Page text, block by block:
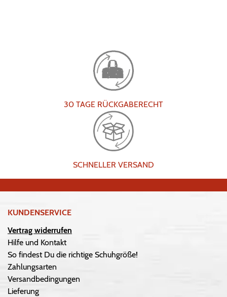
30 TAGE RÜCKGABERECHT
SCHNELLER VERSAND
KUNDENSERVICE
Vertrag widerrufen
Hilfe und Kontakt
So findest Du die richtige Schuhgröße!
Zahlungsarten
Versandbedingungen
Lieferung